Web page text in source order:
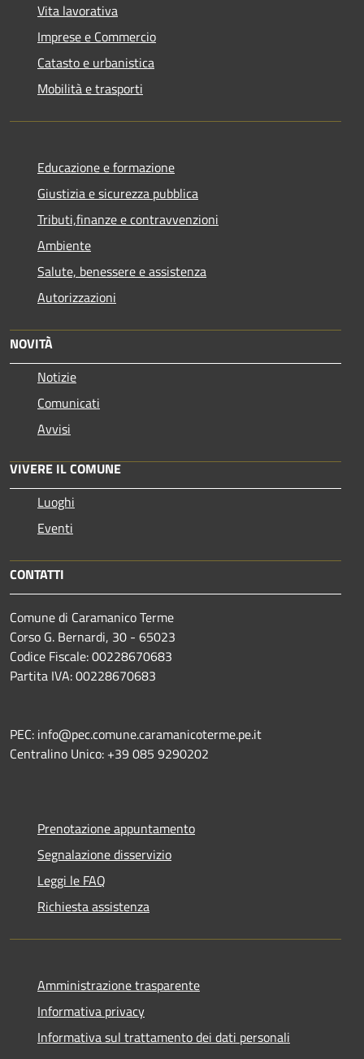
Vita lavorativa
Imprese e Commercio
Catasto e urbanistica
Mobilità e trasporti
Educazione e formazione
Giustizia e sicurezza pubblica
Tributi,finanze e contravvenzioni
Ambiente
Salute, benessere e assistenza
Autorizzazioni
NOVITÀ
Notizie
Comunicati
Avvisi
VIVERE IL COMUNE
Luoghi
Eventi
CONTATTI
Comune di Caramanico Terme
Corso G. Bernardi, 30 - 65023
Codice Fiscale: 00228670683
Partita IVA: 00228670683
PEC: info@pec.comune.caramanicoterme.pe.it
Centralino Unico: +39 085 9290202
Prenotazione appuntamento
Segnalazione disservizio
Leggi le FAQ
Richiesta assistenza
Amministrazione trasparente
Informativa privacy
Informativa sul trattamento dei dati personali